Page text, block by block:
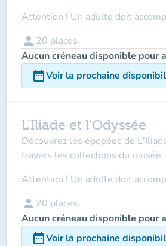
Attention ! Un adulte doit
person 20 places
Aucun créneau disponible pour
date_rangeVoir la prochaine
L'Iliade et l'Odyssée
Découvrez les épopées de
travers les collections du musée.
Attention ! Un adulte doit
person 20 places
Aucun créneau disponible pour
date_rangeVoir la prochaine